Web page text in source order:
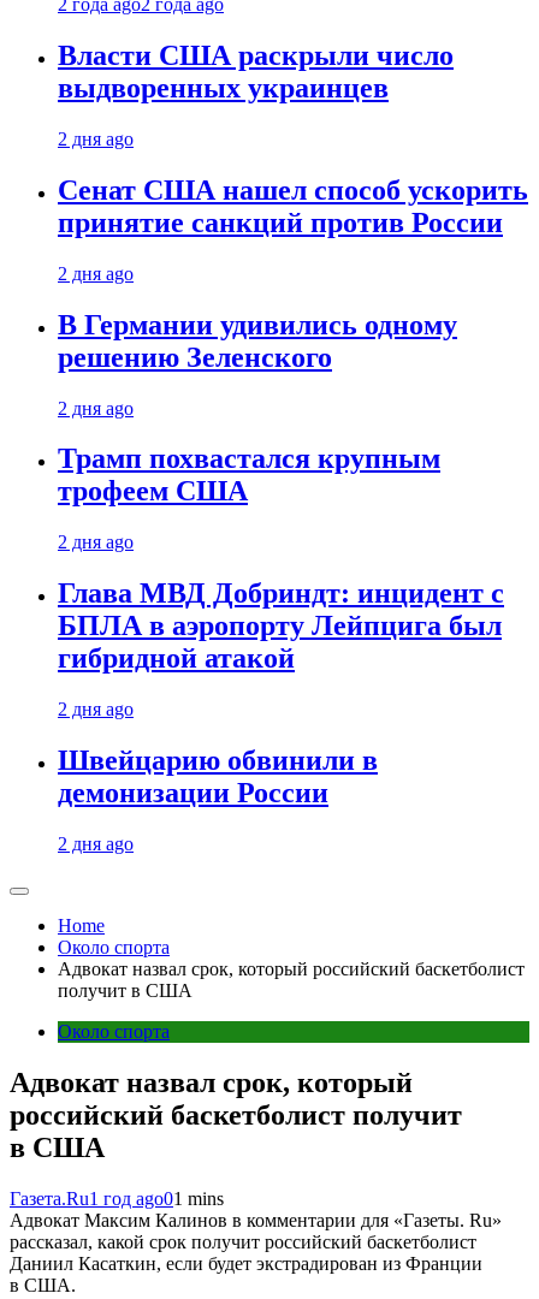
2 года ago2 года ago
Власти США раскрыли число
выдворенных украинцев
2 дня ago
Сенат США нашел способ ускорить
принятие санкций против России
2 дня ago
В Германии удивились одному
решению Зеленского
2 дня ago
Трамп похвастался крупным
трофеем США
2 дня ago
Глава МВД Добриндт: инцидент с
БПЛА в аэропорту Лейпцига был
гибридной атакой
2 дня ago
Швейцарию обвинили в
демонизации России
2 дня ago
Home
Около спорта
Адвокат назвал срок, который российский баскетболист
получит в США
Около спорта
Адвокат назвал срок, который
российский баскетболист получит
в США
Газета.Ru1 год ago01 mins
Адвокат Максим Калинов в комментарии для «Газеты. Ru»
рассказал, какой срок получит российский баскетболист
Даниил Касаткин, если будет экстрадирован из Франции
в США.